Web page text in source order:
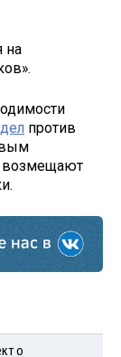
на
против
возмещают
о